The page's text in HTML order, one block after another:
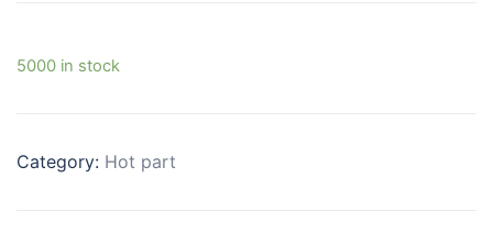
5000 in stock
Category: Hot part